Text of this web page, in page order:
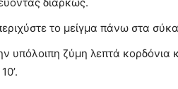
το μείγμα πάνω στα
υπόλοιπη ζύμη λεπτά κορδόνια